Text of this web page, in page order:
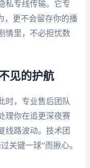
私专线传输。它专
，更不会留存你的播
情里，不必担忧数
见的护航
时，专业售后团队
理你在追更深夜赛
线路波动。技术团
关键一球”而揪心。